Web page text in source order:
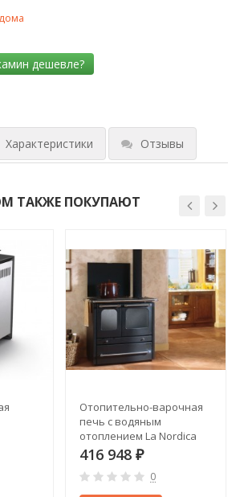
Характеристики Отзывы
ТАКЖЕ ПОКУПАЮТ
Отопительно-варочная
печь с водяным
отоплением La Nordica
TERMOSOVRANA DSA
416 948 ₽
0